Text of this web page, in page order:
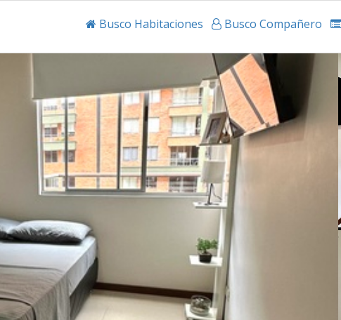
Busco Habitaciones Busco Compañero